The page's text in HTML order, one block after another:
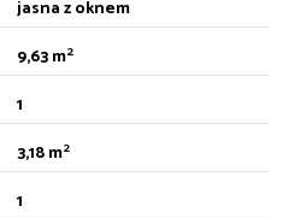
jasna z oknem
9,63 m2
1
3,18 m2
1